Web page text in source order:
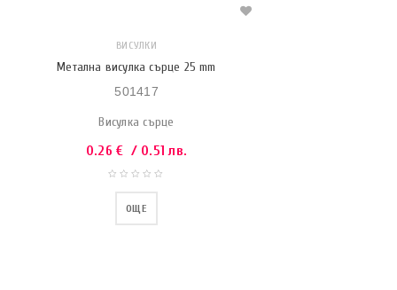
ВИСУЛКИ
Метална висулка сърце 25 mm
501417
Висулка сърце
0.26€ / 0.51 лв.
ОЩЕ